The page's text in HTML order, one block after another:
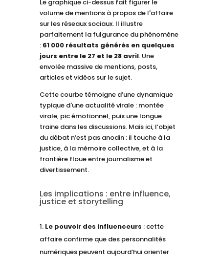
Le graphique ci-dessus fait figurer le
volume de mentions à propos de l'affaire
sur les réseaux sociaux. Il illustre
parfaitement la fulgurance du phénomène
: 61 000 résultats générés en quelques
jours entre le 27 et le 28 avril. Une
envolée massive de mentions, posts,
articles et vidéos sur le sujet.
Cette courbe témoigne d’une dynamique
typique d'une actualité virale : montée
virale, pic émotionnel, puis une longue
traine dans les discussions. Mais ici, l’objet
du débat n’est pas anodin : il touche à la
justice, à la mémoire collective, et à la
frontière floue entre journalisme et
divertissement.
Les implications : entre influence,
justice et storytelling
Le pouvoir des influenceurs : cette
affaire confirme que des personnalités
numériques peuvent aujourd’hui orienter